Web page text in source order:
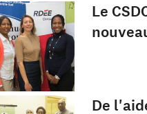
Le
De